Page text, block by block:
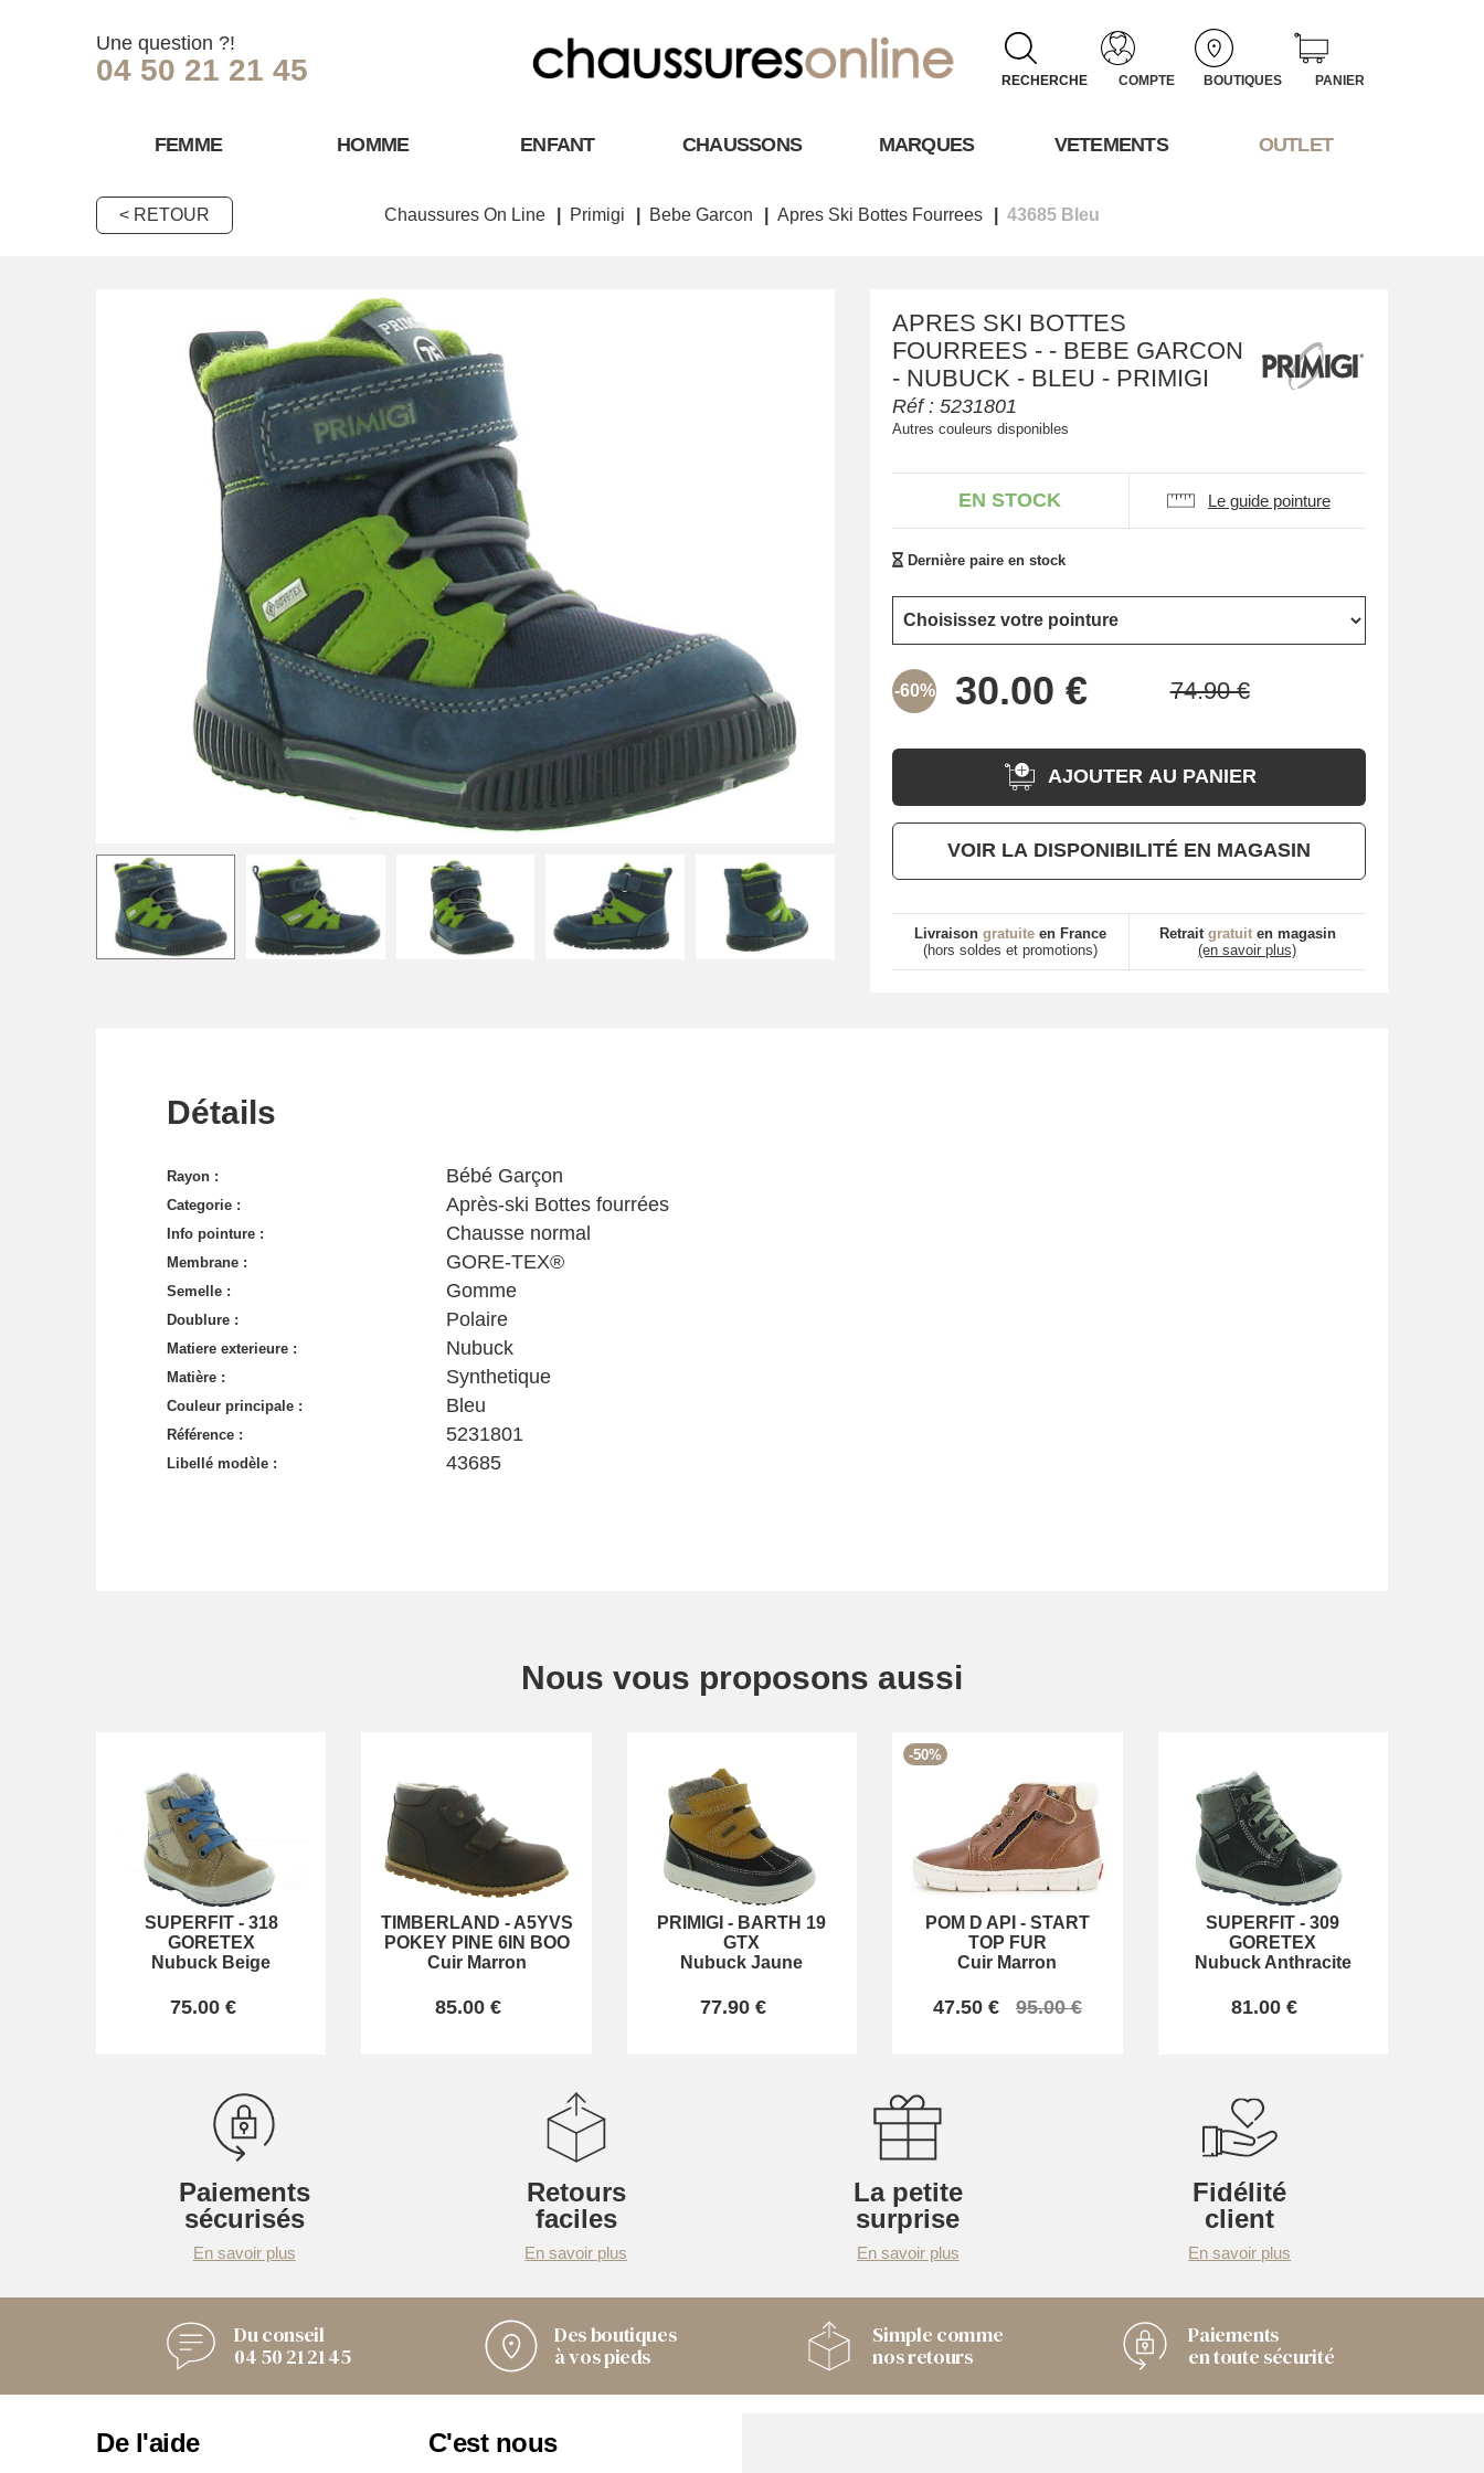
Une question ?!
04 50 21 21 45 RECHERCHE COMPTE BOUTIQUES PANIER
FEMME HOMME ENFANT CHAUSSONS MARQUES VETEMENTS OUTLET
< RETOUR Chaussures On Line Primigi Bebe Garcon Apres Ski Bottes Fourrees 43685 Bleu
APRES SKI BOTTES
FOURREES - - BEBE GARCON
- NUBUCK - BLEU - PRIMIGI
Réf :5231801
Autres couleurs disponibles
EN STOCK Le guide pointure
Dernière paire en stock
-60%
AJOUTER AU PANIER
VOIR LA DISPONIBILITÉ EN MAGASIN
Livraison gratuiteen France
(hors soldes et promotions)
Retrait gratuiten magasin
(en savoir plus)
Détails
Rayon : Bébé Garçon
Categorie : Après-ski Bottes fourrées
Info pointure : Chausse normal
Membrane : GORE-TEX®
Semelle : Gomme
Doublure : Polaire
Matiere exterieure : Nubuck
Matière : Synthetique
Couleur principale : Bleu
Référence : 5231801
Libellé modèle : 43685
Nous vous proposons aussi
SUPERFIT- 318
GORETEX
Nubuck Beige
75.00 €
TIMBERLAND - A5YVS
POKEY PINE 6IN BOO
Cuir Marron
85.00 €
PRIMIGI - BARTH 19
GTX
Nubuck Jaune
77.90 €
-50%
POM D API - START
TOP FUR
Cuir Marron
47.50 € 95.00 €
SUPERFIT -309
GORETEX
Nubuck Anthracite
81.00 €
Paiements
sécurisés
En savoir plus
Retours
faciles
En savoir plus
La petite
surprise
En savoir plus
Fidélité
client
En savoir plus
Du conseil
04 50 21 21 45
Des boutiques
à vos pieds
Simple comme
nos retours
Paiements
en toute sécurité
De l'aide C'est nous